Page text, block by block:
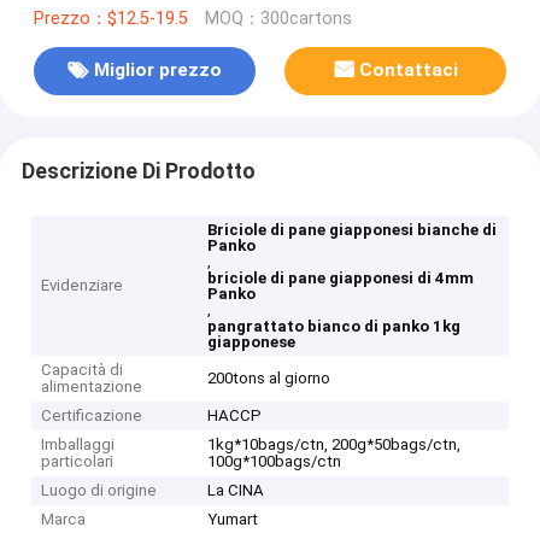
Prezzo：$12.5-19.5 MOQ：300cartons
Miglior prezzo Contattaci
Descrizione Di Prodotto
Evidenziare
Briciole di pane giapponesi bianche di
Panko
,
briciole di pane giapponesi di 4mm
Panko
,
pangrattato bianco di panko 1kg
giapponese
Capacità di
alimentazione
200tons al giorno
Certificazione
HACCP
Imballaggi
particolari
1kg*10bags/ctn, 200g*50bags/ctn,
100g*100bags/ctn
Luogo di origine
La CINA
Marca
Yumart